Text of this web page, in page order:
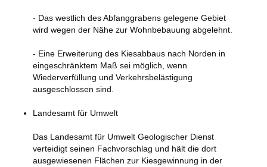
- Das westlich des Abfanggrabens gelegene Gebiet
wird wegen der Nähe zur Wohnbebauung abgelehnt.
- Eine Erweiterung des Kiesabbaus nach Norden in
eingeschränktem Maß sei möglich, wenn
Wiederverfüllung und Verkehrsbelästigung
ausgeschlossen sind.
Landesamt für Umwelt
Das Landesamt für Umwelt Geologischer Dienst
verteidigt seinen Fachvorschlag und hält die dort
ausgewiesenen Flächen zur Kiesgewinnung in der